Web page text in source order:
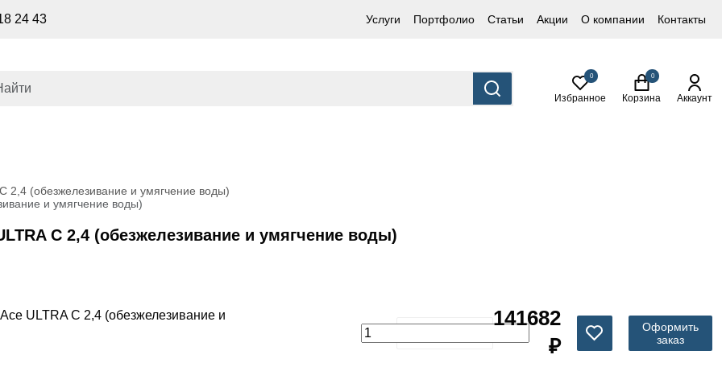
24 43 Услуги Портфолио Статьи Акции О компании Контакты
0
Избранное
0
Корзина Аккаунт
2,4 (обезжелезивание и умягчение воды)
и умягчение воды)
С 2,4 (обезжелезивание и умягчение воды)
141682
₽
Оформить
заказ